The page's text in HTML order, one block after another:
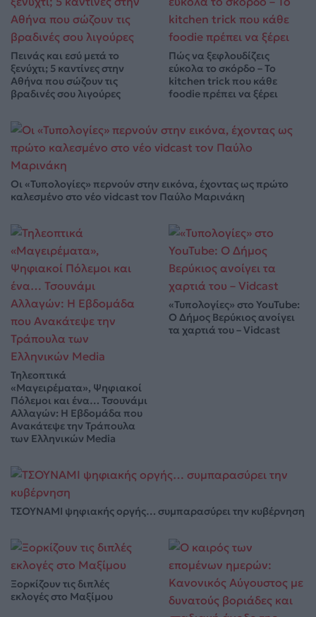
Πεινάς και εσύ μετά το
ξενύχτι; 5 καντίνες στην
Αθήνα που σώζουν τις
βραδινές σου λιγούρες
Πώς να ξεφλουδίζεις
εύκολα το σκόρδο – Το
kitchen trick που κάθε
foodie πρέπει να ξέρει
Οι «Τυπολογίες» περνούν στην εικόνα, έχοντας ως πρώτο
καλεσμένο στο νέο vidcast τον Παύλο Μαρινάκη
Τηλεοπτικά
«Μαγειρέματα», Ψηφιακοί
Πόλεμοι και ένα… Τσουνάμι
Αλλαγών: Η Εβδομάδα που
Ανακάτεψε την Τράπουλα
των Ελληνικών Media
«Τυπολογίες» στο YouTube:
Ο Δήμος Βερύκιος ανοίγει
τα χαρτιά του – Vidcast
ΤΣΟΥΝΑΜΙ ψηφιακής οργής… συμπαρασύρει την κυβέρνηση
Ξορκίζουν τις διπλές
εκλογές στο Μαξίμου